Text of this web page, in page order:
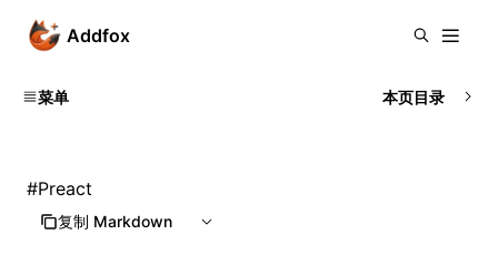
Addfox
菜单 本页目录
#Preact
复制 Markdown